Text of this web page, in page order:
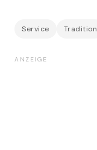
Service Tradition
ANZEIGE